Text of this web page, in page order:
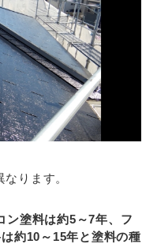
ります。
ン塗料は約5～7年、フ
約10～15年と塗料の種